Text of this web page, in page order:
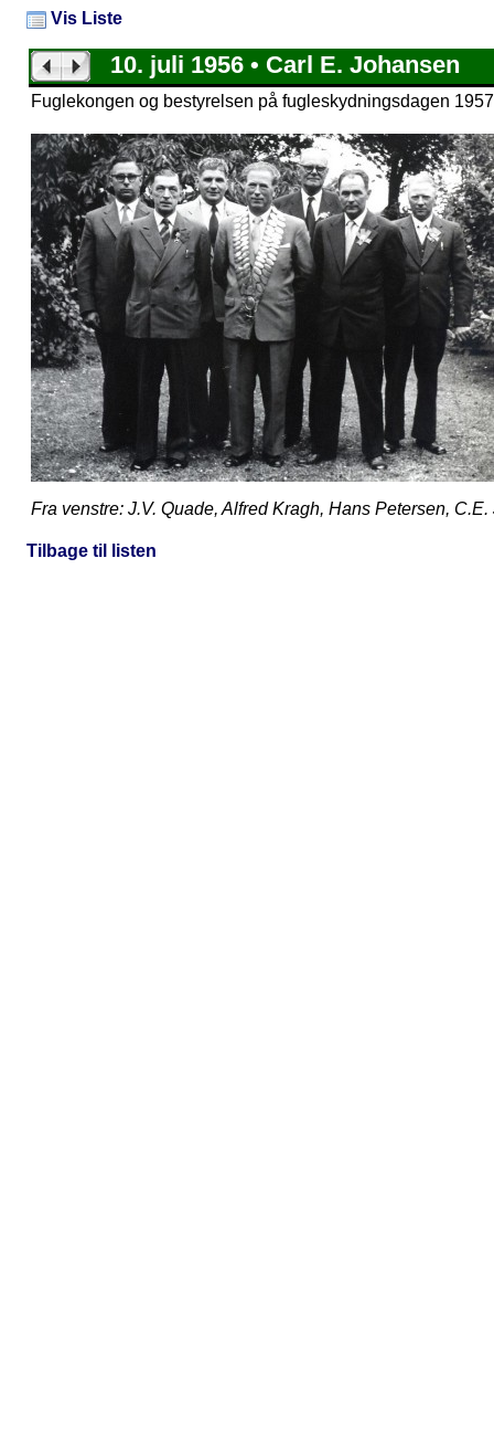
Vis Liste
10. juli 1956 • Carl E. Johansen
Fuglekongen og bestyrelsen på fugleskydningsdagen 1957
Fra venstre: J.V. Quade, Alfred Kragh, Hans Petersen,
Tilbage til listen